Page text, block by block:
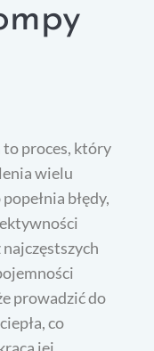
to proces, który
wielu
błędy,
prowadzić do
co